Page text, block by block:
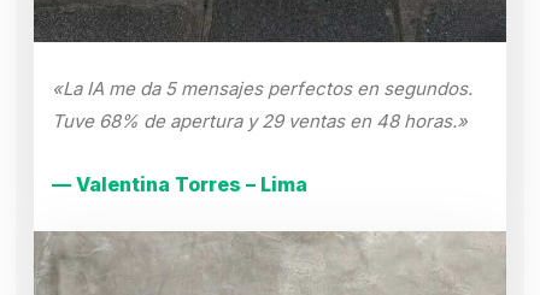
«La IA me da 5 mensajes perfectos en segundos.
Tuve 68% de apertura y 29 ventas en 48 horas.»
— Valentina Torres – Lima